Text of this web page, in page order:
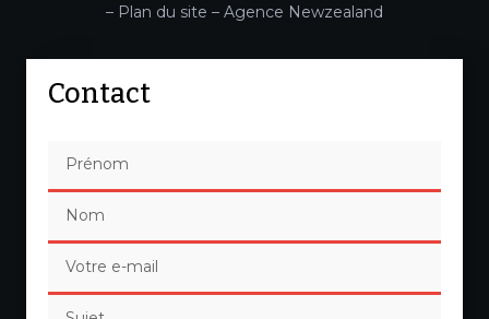
– Plan du site – Agence Newzealand
Contact